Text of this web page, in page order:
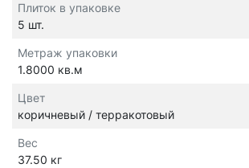
Плиток в упаковке
5 шт.
Метраж упаковки
1.8000 кв.м
Цвет
коричневый / терракотовый
Вес
37.50 кг